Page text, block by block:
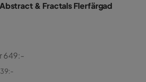
& Fractals Flerfärgad
649:-